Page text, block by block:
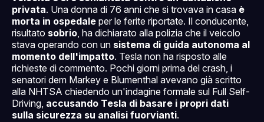
privata. Una donna di 76 anni che si trovava in casa è
morta in ospedale per le ferite riportate. Il conducente,
risultato sobrio, ha dichiarato alla polizia che il veicolo
stava operando con un sistema di guida autonoma al
momento dell'impatto. Tesla non ha risposto alle
richieste di commento. Pochi giorni prima del crash, i
senatori dem Markey e Blumenthal avevano già scritto
alla NHTSA chiedendo un'indagine formale sul Full Self-
Driving, accusando Tesla di basare i propri dati
sulla sicurezza su analisi fuorvianti.